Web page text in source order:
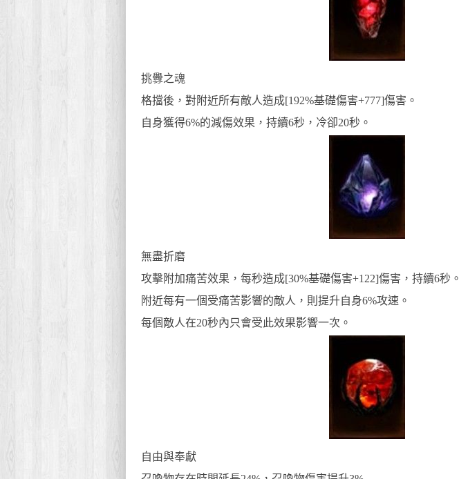
挑釁之魂
格擋後，對附近所有敵人造成[192%基礎傷害+777]傷害。
自身獲得6%的減傷效果，持續6秒，冷卻20秒。
無盡折磨
攻擊附加痛苦效果，每秒造成[30%基礎傷害+122]傷害，持續6秒。
附近每有一個受痛苦影響的敵人，則提升自身6%攻速。
每個敵人在20秒內只會受此效果影響一次。
自由與奉獻